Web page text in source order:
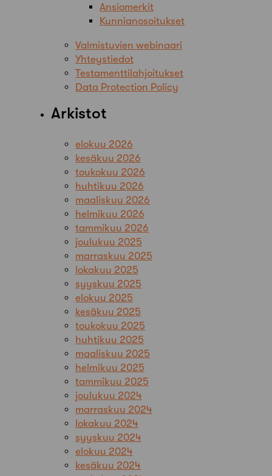
Ansiomerkit
Kunnianosoitukset
Valmistuvien webinaari
Yhteystiedot
Testamenttilahjoitukset
Data Protection Policy
Arkistot
elokuu 2026
kesäkuu 2026
toukokuu 2026
huhtikuu 2026
maaliskuu 2026
helmikuu 2026
tammikuu 2026
joulukuu 2025
marraskuu 2025
lokakuu 2025
syyskuu 2025
elokuu 2025
kesäkuu 2025
toukokuu 2025
huhtikuu 2025
maaliskuu 2025
helmikuu 2025
tammikuu 2025
joulukuu 2024
marraskuu 2024
lokakuu 2024
syyskuu 2024
elokuu 2024
kesäkuu 2024